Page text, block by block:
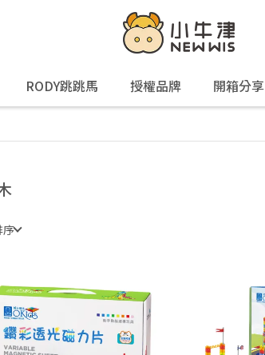
RODY跳跳馬 授權品牌 開箱分享
序